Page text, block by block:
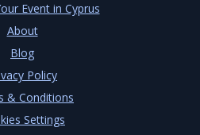
Event in Cyprus
About
Blog
Policy
& Conditions
Settings